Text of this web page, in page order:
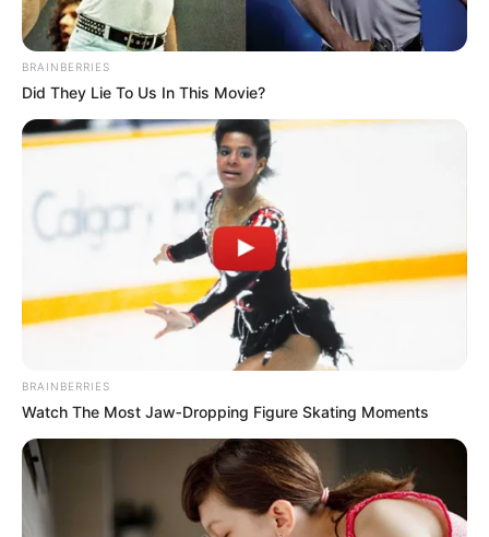
BRAINBERRIES
Did They Lie To Us In This Movie?
BRAINBERRIES
Watch The Most Jaw‑Dropping Figure Skating Moments